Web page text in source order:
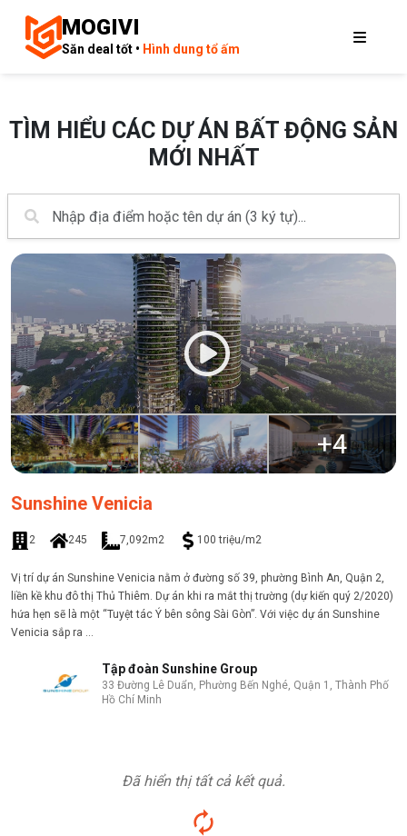
MOGIVI
Săn deal tốt • Hình dung tổ ấm
TÌM HIỂU CÁC DỰ ÁN BẤT ĐỘNG SẢN
MỚI NHẤT
+4
Sunshine Venicia
2 245 7,092m2 100 triệu/m2
Vị trí dự án Sunshine Venicia nằm ở đường số 39, phường Bình An, Quận 2,
liền kề khu đô thị Thủ Thiêm. Dự án khi ra mắt thị trường (dự kiến quý 2/2020)
hứa hẹn sẽ là một “Tuyệt tác Ý bên sông Sài Gòn”. Với việc dự án Sunshine
Venicia sắp ra ...
Tập đoàn Sunshine Group
33 Đường Lê Duẩn, Phường Bến Nghé, Quận 1, Thành Phố
Hồ Chí Minh
Đã hiển thị tất cả kết quả.